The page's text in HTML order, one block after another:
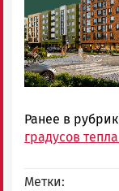
Ранее в
градусов
Метки